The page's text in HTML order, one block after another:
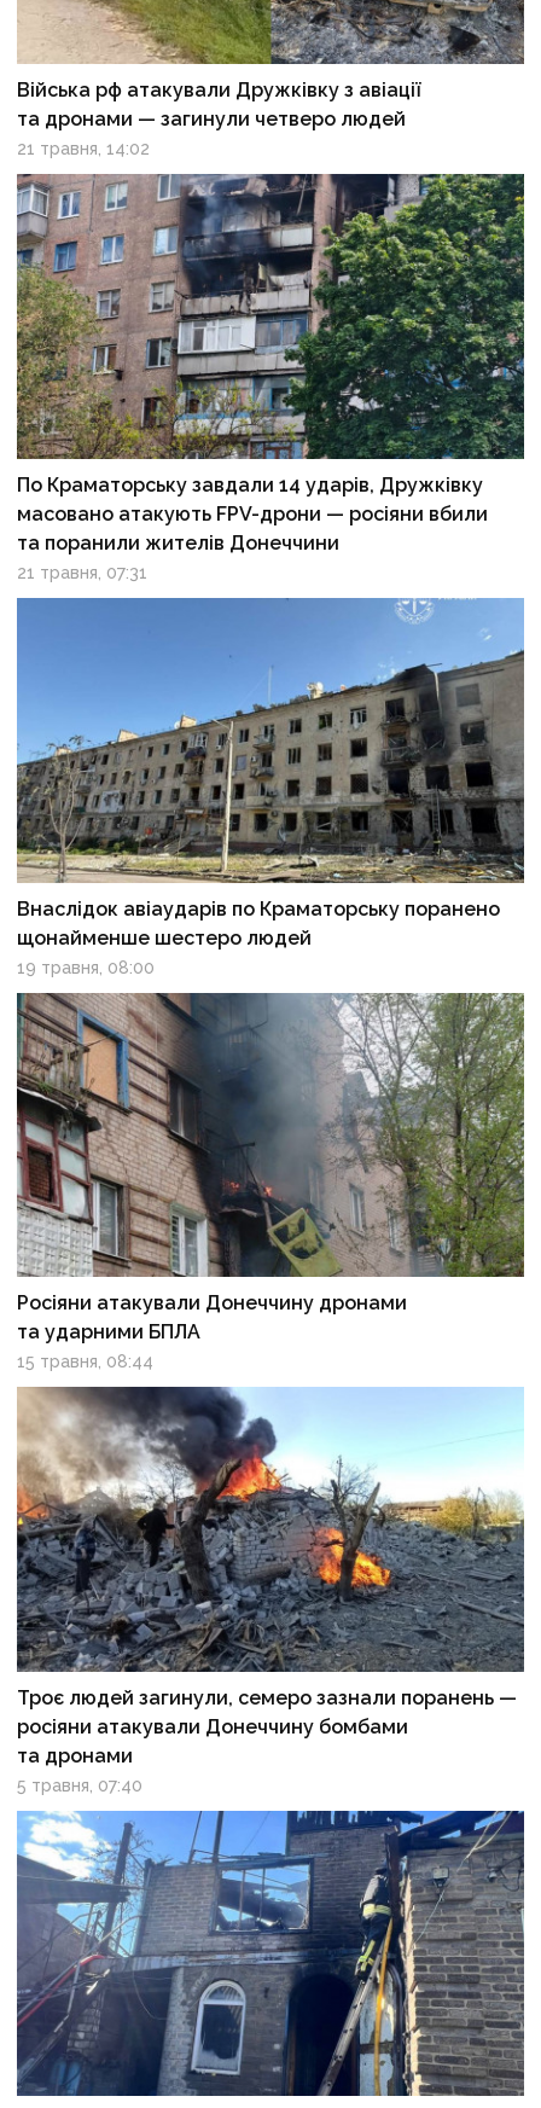
Війська рф атакували Дружківку з авіації
та дронами — загинули четверо людей
21 травня, 14:02
По Краматорську завдали 14 ударів, Дружківку
масовано атакують FPV-дрони — росіяни вбили
та поранили жителів Донеччини
21 травня, 07:31
Внаслідок авіаударів по Краматорську поранено
щонайменше шестеро людей
19 травня, 08:00
Росіяни атакували Донеччину дронами
та ударними БПЛА
15 травня, 08:44
Троє людей загинули, семеро зазнали поранень —
росіяни атакували Донеччину бомбами
та дронами
5 травня, 07:40